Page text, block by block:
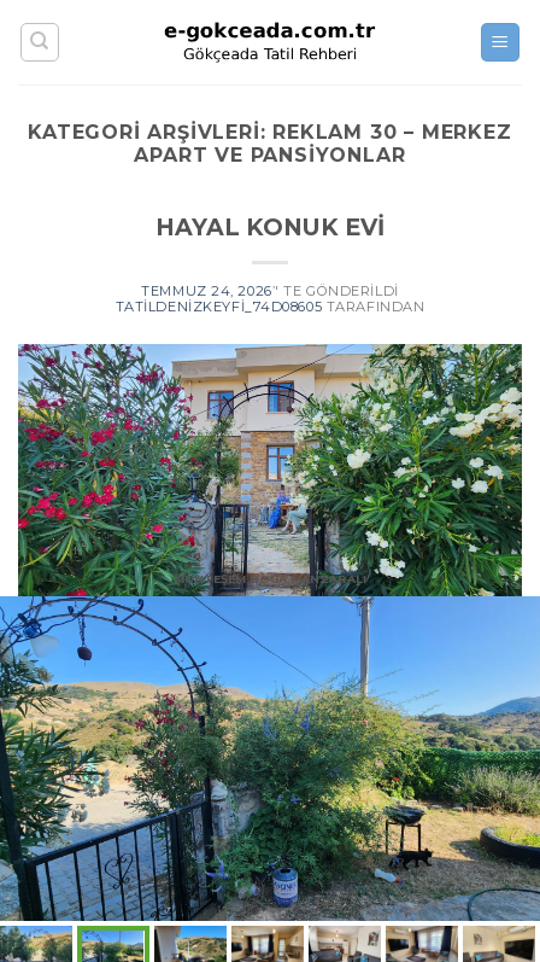
KATEGORI ARŞIVLERI: REKLAM 30 – MERKEZ
APART VE PANSIYONLAR
HAYAL KONUK EVİ
TEMMUZ 24, 2026’' TE GÖNDERILDI
TATILDENIZKEYFI_74D08605 TARAFINDAN
MUHTEŞEM DOĞA MANZARALI